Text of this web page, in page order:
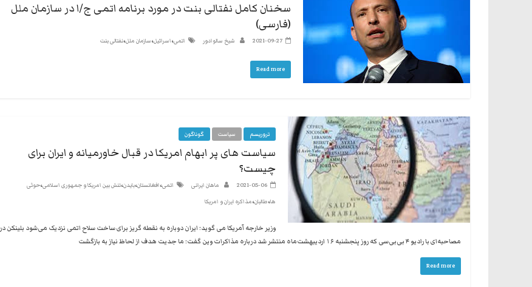
سخنان کامل نفتالی بنت در مورد برنامه اتمی ج/ا در سازمان ملل
(فارسی)
2021-09-27 شیخ سالوادور اتمی،اسرائیل،سازمان ملل،نفتالی بنت
Read more
تروریسم سیاست گوناگون
سیاست های پر ابهام امریکا در قبال خاورمیانه و ایران برای
چیست؟
2021-05-06 ماهان ایرانی اتمی،افغانستان،بایدن،تنش بین امریکا و جمهوری اسلامی،حوثی
ها،طالبان،مذاکره ایران و امریکا
وزیر خارجه آمریکا می گوید: ایران دوباره به نقطه گریز برای ساخت سلاح اتمی نزدیک می‌شود بلینکن در
مصاحبه‌ای با رادیو ۴ بی‌بی‌سی که روز پنجشنبه ۱۶ اردیبهشت‌ماه منتشر شد درباره مذاکرات وین گفت: ما جدیت هدف از لحاظ نیاز به بازگشت
Read more